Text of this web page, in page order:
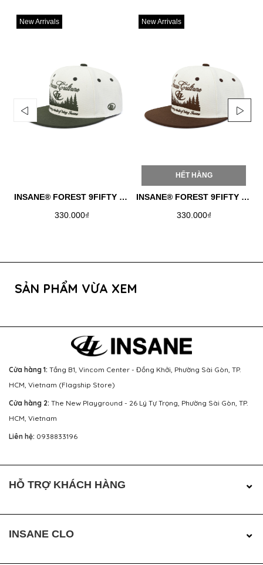
New Arrivals
INSANE® FOREST 9FIFTY SNAPBACK - JUNGLE
330.000₫
HẾT HÀNG
New Arrivals
INSANE® FOREST 9FIFTY SNAPBACK - BROWN
330.000₫
SẢN PHẨM VỪA XEM
Cửa hàng 1: Tầng B1, Vincom Center - Đồng Khởi, Phường Sài Gòn, TP.
HCM, Vietnam (Flagship Store)
Cửa hàng 2: The New Playground - 26 Lý Tự Trọng, Phường Sài Gòn, TP.
HCM, Vietnam
Liên hệ: 0938833196
HỖ TRỢ KHÁCH HÀNG
INSANE CLO